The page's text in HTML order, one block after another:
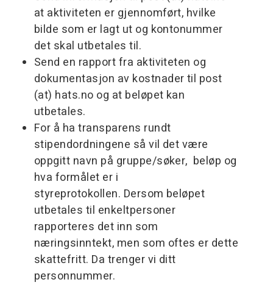
at aktiviteten er gjennomført, hvilke
bilde som er lagt ut og kontonummer
det skal utbetales til.
Send en rapport fra aktiviteten og
dokumentasjon av kostnader til post
(at) hats.no og at beløpet kan
utbetales.
For å ha transparens rundt
stipendordningene så vil det være
oppgitt navn på gruppe/søker, beløp og
hva formålet er i
styreprotokollen. Dersom beløpet
utbetales til enkeltpersoner
rapporteres det inn som
næringsinntekt, men som oftes er dette
skattefritt. Da trenger vi ditt
personnummer.